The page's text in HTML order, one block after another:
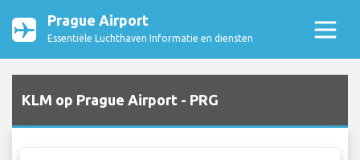
Prague Airport
Essentiële Luchthaven Informatie en diensten
KLM op Prague Airport - PRG